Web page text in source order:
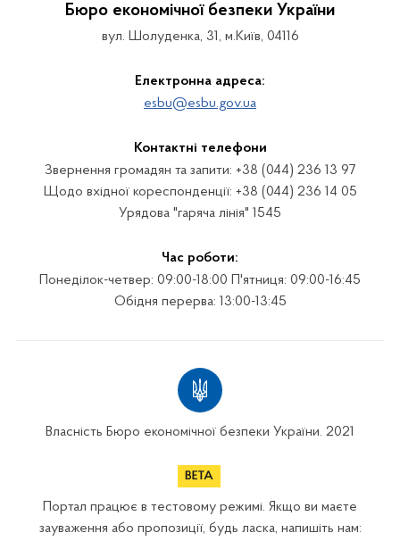
Бюро економічної безпеки України
вул. Шолуденка, 31, м.Київ, 04116
Електронна адреса:
esbu@esbu.gov.ua
Контактні телефони
Звернення громадян та запити: +38 (044) 236 13 97
Щодо вхідної кореспонденції: +38 (044) 236 14 05
Урядова "гаряча лінія" 1545
Час роботи:
Понеділок-четвер: 09:00-18:00 П'ятниця: 09:00-16:45
Обідня перерва: 13:00-13:45
Власність Бюро економічної безпеки України. 2021
Портал працює в тестовому режимі. Якщо ви маєте
зауваження або пропозиції, будь ласка, напишіть нам: